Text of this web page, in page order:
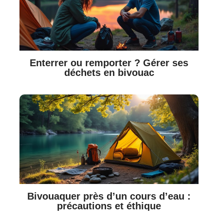
Enterrer ou remporter ? Gérer ses
déchets en bivouac
Bivouaquer près d’un cours d’eau :
précautions et éthique